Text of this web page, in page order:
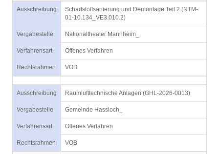
Ausschreibung
Schadstoffsanierung und Demontage Teil 2 (NTM-
01-10.134_VE3.010.2)
Vergabestelle Nationaltheater Mannheim_
Verfahrensart Offenes Verfahren
Rechtsrahmen VOB
Ausschreibung Raumlufttechnische Anlagen (GHL-2026-0013)
Vergabestelle Gemeinde Hassloch_
Verfahrensart Offenes Verfahren
Rechtsrahmen VOB